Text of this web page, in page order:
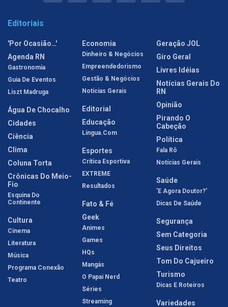
Editoriais
'Por Ocasião…'
Agenda RN
Gastronomia
Guia De Eventos
Liszt Madruga
Água De Chocalho
Cidades
Ciência
Clima
Coluna Torta
Crônicas Do Meio-
Fio
Esquina Do
Continente
Cultura
Cinema
Literatura
Música
Programa Conexão
Teatro
Economia
Dinheiro & Negócios
Empreendedorismo
Gestão & Negócios
Notícias Gerais
Editorial
Educação
Língua.com
Esportes
Crítica Esportiva
EXTREME
Resultados
Fato & Fé
Geek
Animes
Games
HQs
Mangás
O Papai Nerd
Séries
Streaming
Geração JOL
Giro Geral
Livres Idéias
Notícias Gerais Do
RN
Opinião
Pirando O
Cabeção
Política
Fala Rô
Notícias Gerais
Saúde
'E Agora Doutor?'
Dicas De Saúde
Segurança
Sem Categoria
Seus Direitos
Tom Do Cajueiro
Turismo
Dicas E Roteiros
Variedades